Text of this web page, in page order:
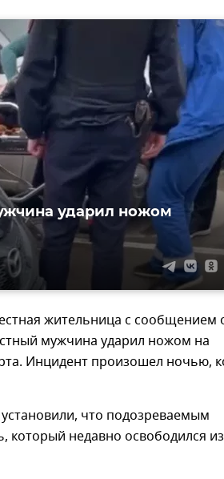
ударил ножом
жительница с сообщением
мужчина ударил ножом на
Инцидент произошел ночью,
что подозреваемым
который недавно освободился из